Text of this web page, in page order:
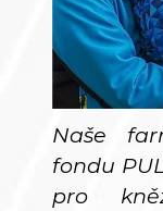
Naše
fondu
pro